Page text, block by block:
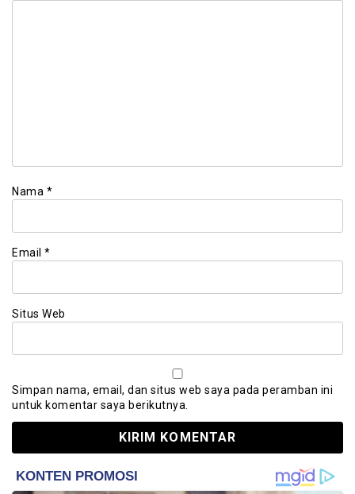
Nama *
Email *
Situs Web
Simpan nama, email, dan situs web saya pada peramban ini
untuk komentar saya berikutnya.